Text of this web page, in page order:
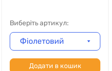
Виберіть артикул:
Фіолетовий
Додати в кошик